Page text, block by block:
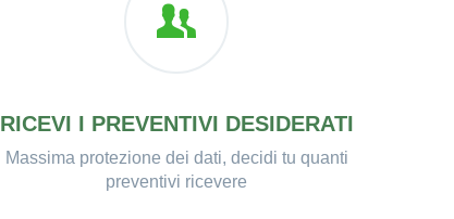
RICEVI I PREVENTIVI DESIDERATI
Massima protezione dei dati, decidi tu quanti
preventivi ricevere